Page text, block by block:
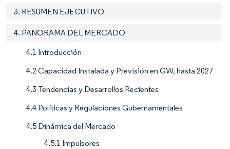
3. RESUMEN EJECUTIVO
4. PANORAMA DEL MERCADO
4.1 Introducción
4.2 Capacidad Instalada y Previsión en GW, hasta 2027
4.3 Tendencias y Desarrollos Recientes
4.4 Políticas y Regulaciones Gubernamentales
4.5 Dinámica del Mercado
4.5.1 Impulsores